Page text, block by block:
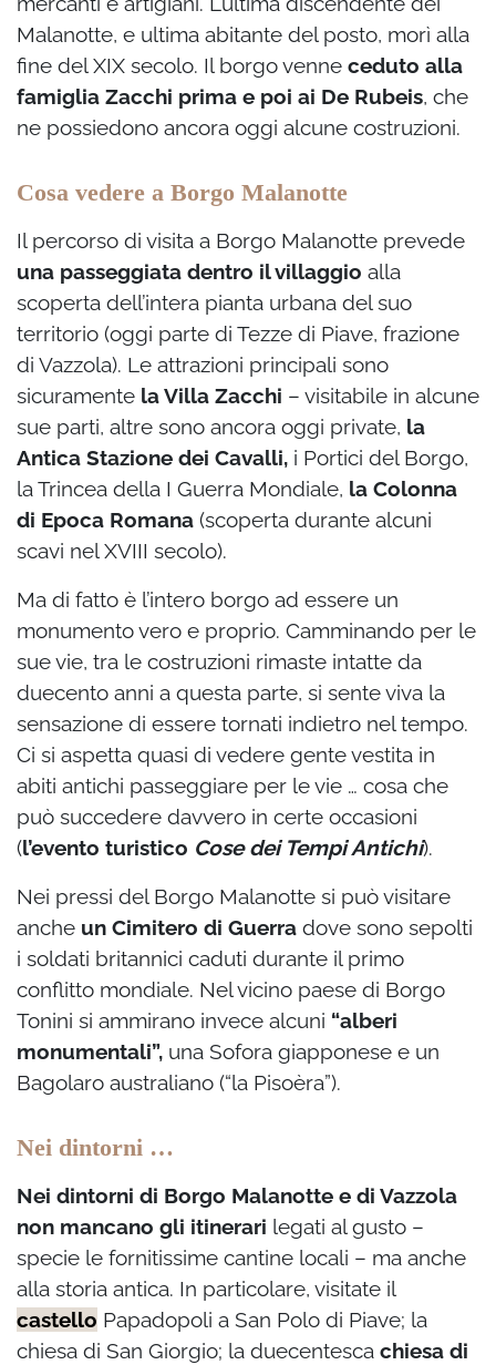
Malanotte, e ultima abitante del posto, morì alla
fine del XIX secolo. Il borgo venne ceduto alla
famiglia Zacchi prima e poi ai De Rubeis, che
ne possiedono ancora oggi alcune costruzioni.
Cosa vedere a Borgo Malanotte
Il percorso di visita a Borgo Malanotte prevede
una passeggiata dentro il villaggio alla
scoperta dell’intera pianta urbana del suo
territorio (oggi parte di Tezze di Piave, frazione
di Vazzola). Le attrazioni principali sono
sicuramente la Villa Zacchi – visitabile in alcune
sue parti, altre sono ancora oggi private, la
Antica Stazione dei Cavalli, i Portici del Borgo,
la Trincea della I Guerra Mondiale, la Colonna
di Epoca Romana (scoperta durante alcuni
scavi nel XVIII secolo).
Ma di fatto è l’intero borgo ad essere un
monumento vero e proprio. Camminando per le
sue vie, tra le costruzioni rimaste intatte da
duecento anni a questa parte, si sente viva la
sensazione di essere tornati indietro nel tempo.
Ci si aspetta quasi di vedere gente vestita in
abiti antichi passeggiare per le vie … cosa che
può succedere davvero in certe occasioni
(l’evento turistico Cose dei Tempi Antichi).
Nei pressi del Borgo Malanotte si può visitare
anche un Cimitero di Guerra dove sono sepolti
i soldati britannici caduti durante il primo
conflitto mondiale. Nel vicino paese di Borgo
Tonini si ammirano invece alcuni “alberi
monumentali”, una Sofora giapponese e un
Bagolaro australiano (“la Pisoèra”).
Nei dintorni …
Nei dintorni di Borgo Malanotte e di Vazzola
non mancano gli itinerari legati al gusto –
specie le fornitissime cantine locali – ma anche
alla storia antica. In particolare, visitate il
castello Papadopoli a San Polo di Piave; la
chiesa di San Giorgio; la duecentesca chiesa di